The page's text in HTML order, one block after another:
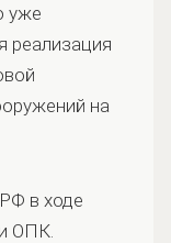
уже
реализация
на
в ходе
ОПК.